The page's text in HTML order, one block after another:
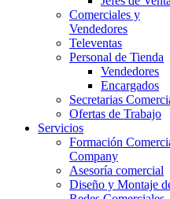
Comerciales y
Vendedores
Televentas
Personal de Tienda
Vendedores
Encargados
Secretarias
Ofertas de Trabajo
Servicios
Formación
Company
Asesoría comercial
Diseño y Montaje